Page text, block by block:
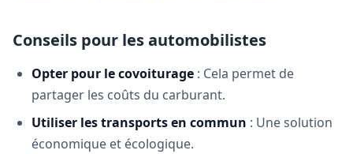
Conseils pour les automobilistes
Opter pour le covoiturage : Cela permet de
partager les coûts du carburant.
Utiliser les transports en commun : Une solution
économique et écologique.